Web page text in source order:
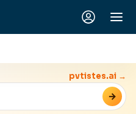
→
pvtistes.ai →